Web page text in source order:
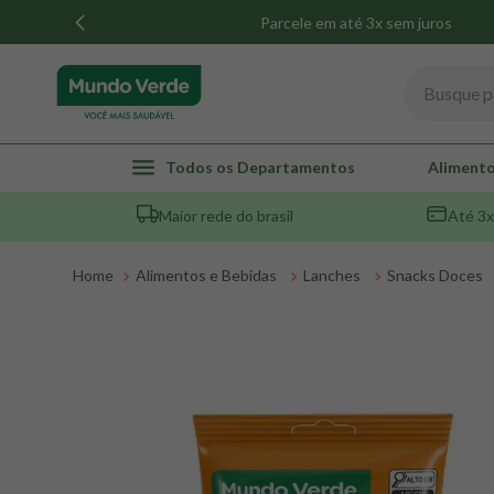
Parcele em até 3x sem juros
Todos os Departamentos
Maior rede do brasil Até
Alimentos e Bebidas Lanches Snacks Doces
TERMOS MAIS BUSCADOS
1º whey
2º creatina
º
psyllium